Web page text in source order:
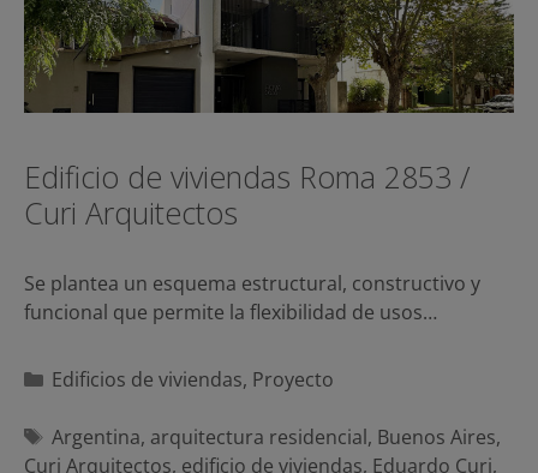
Edificio de viviendas Roma 2853 /
Curi Arquitectos
Se plantea un esquema estructural, constructivo y
funcional que permite la flexibilidad de usos…
Categorías
Edificios de viviendas, Proyecto
Etiquetas
Argentina, arquitectura residencial, Buenos Aires,
Curi Arquitectos, edificio de viviendas, Eduardo Curi,